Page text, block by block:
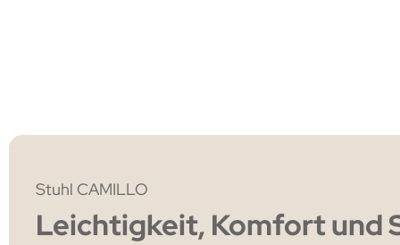
Stuhl CAMILLO
Leichtigkeit, Komfort und